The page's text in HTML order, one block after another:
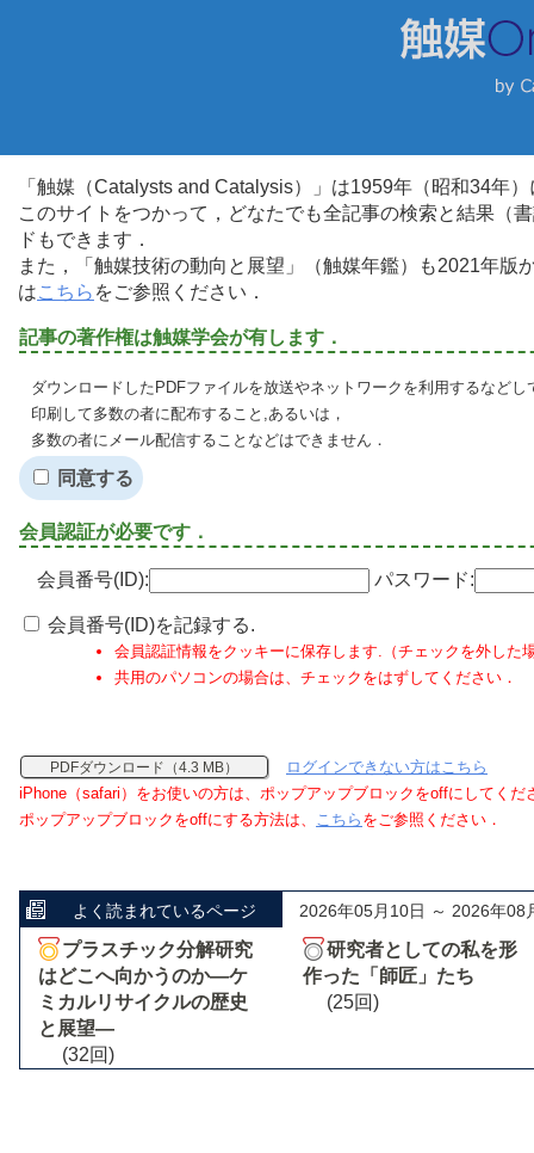
「触媒（Catalysts and Catalysis）」は1959年（昭和34年
このサイトをつかって，どなたでも全記事の検索と結果（
ドもできます．
また，「触媒技術の動向と展望」（触媒年鑑）も2021年
はこちら をご参照ください．
記事の著作権は触媒学会が有します．
ダウンロードしたPDFファイルを放送やネットワークを利用するなど
印刷して多数の者に配布すること,あるいは，
多数の者にメール配信することなどはできません．
同意する
会員認証が必要です．
会員番号(ID): パスワード:
会員番号(ID)を記録する.
会員認証情報をクッキーに保存します.（チェックを外した
共用のパソコンの場合は、チェックをはずしてください．
PDFダウンロード（4.3 MB）
ログインできない方はこちら
iPhone（safari）をお使いの方は、ポップアップブロックをoffにしてくだ
ポップアップブロックをoffにする方法は、 こちら をご参照ください．
よく読まれているページ 2026年05月10日 ～ 2026年08
プラスチック分解研究
はどこへ向かうのか―ケ
ミカルリサイクルの歴史
と展望―
(32回)
研究者としての私を形
作った「師匠」たち
(25回)